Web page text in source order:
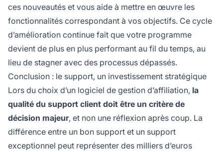
ces nouveautés et vous aide à mettre en œuvre les
fonctionnalités correspondant à vos objectifs. Ce cycle
d’amélioration continue fait que votre programme
devient de plus en plus performant au fil du temps, au
lieu de stagner avec des processus dépassés.
Conclusion : le support, un investissement stratégique
Lors du choix d’un logiciel de gestion d’affiliation, la
qualité du support client doit être un critère de
décision majeur, et non une réflexion après coup. La
différence entre un bon support et un support
exceptionnel peut représenter des milliers d’euros